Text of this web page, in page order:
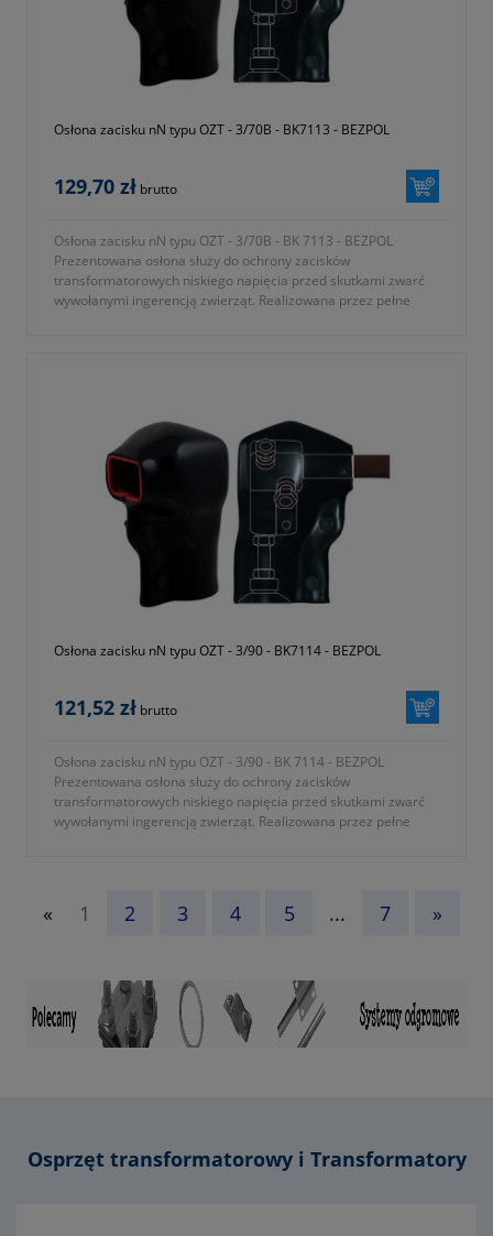
Osłona zacisku nN typu OZT - 3/70B - BK7113 - BEZPOL
129,70 zł brutto
Osłona zacisku nN typu OZT - 3/70B - BK 7113 - BEZPOL
Prezentowana osłona służy do ochrony zacisków
transformatorowych niskiego napięcia przed skutkami zwarć
wywołanymi ingerencją zwierząt. Realizowana przez pełne
- symbol producenta BK7113
- KTM 1362-112-370-001
- okres gwarancji 12 miesięcy (lub dłużej zgodnie z wytycznymi
producenta)
Osłona zacisku nN typu OZT - 3/90 - BK7114 - BEZPOL
121,52 zł brutto
Osłona zacisku nN typu OZT - 3/90 - BK 7114 - BEZPOL
Prezentowana osłona służy do ochrony zacisków
transformatorowych niskiego napięcia przed skutkami zwarć
wywołanymi ingerencją zwierząt. Realizowana przez pełne
- średnica zewnętrzna izolatora 90mm
- okres gwarancji 12 miesięcy (lub dłużej zgodnie z wytycznymi
producenta)
« 1 2 3 4 5 ... 7 »
Osprzęt transformatorowy i Transformatory